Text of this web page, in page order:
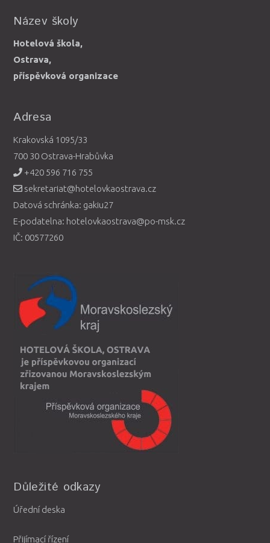
Název školy
Hotelová škola,
Ostrava,
příspěvková organizace
Adresa
Krakovská 1095/33
700 30 Ostrava-Hrabůvka
+420 596 716 755
sekretariat@hotelovkaostrava.cz
Datová schránka: gakiu27
E-podatelna: hotelovkaostrava@po-msk.cz
IČ: 00577260
Důležité odkazy
Úřední deska
Přijímací řízení